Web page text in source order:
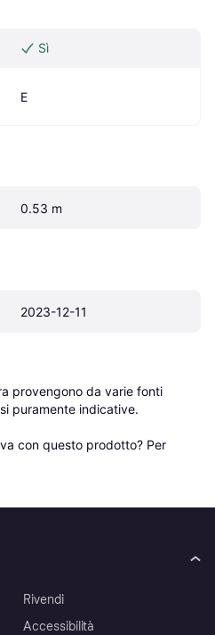
Sì
E
0.53 m
2023-12-11
provengono da varie fonti
puramente indicative.
con questo prodotto? Per
Rivendi
Accessibilità